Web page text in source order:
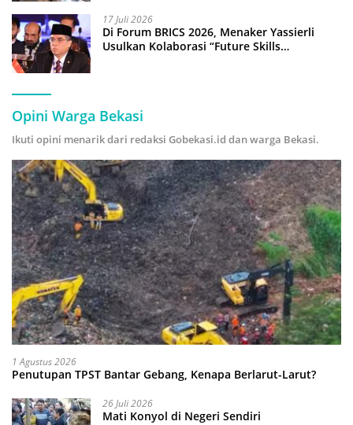
17 Juli 2026
Di Forum BRICS 2026, Menaker Yassierli
Usulkan Kolaborasi “Future Skills
Opini Warga Bekasi
Ikuti opini menarik dari redaksi Gobekasi.id dan warga Bekasi.
1 Agustus 2026
Penutupan TPST Bantar Gebang, Kenapa Berlarut-Larut?
26 Juli 2026
Mati Konyol di Negeri Sendiri